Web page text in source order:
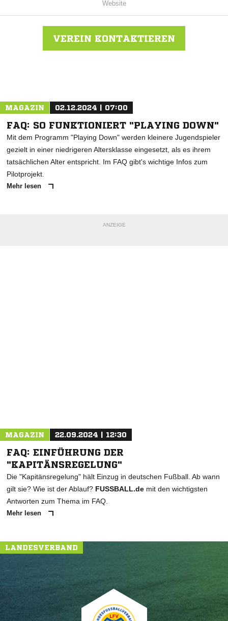
Website
VEREIN KONTAKTIEREN
MAGAZIN 02.12.2024 | 07:00
FAQ: SO FUNKTIONIERT "PLAYING DOWN"
Mit dem Programm "Playing Down" werden kleinere Jugendspieler
gezielt in einer niedrigeren Altersklasse eingesetzt, als es ihrem
tatsächlichen Alter entspricht. Im FAQ gibt's wichtige Infos zum
Pilotprojekt.
Mehr lesen
ANZEIGE
MAGAZIN 22.09.2024 | 12:30
FAQ: EINFÜHRUNG DER
"KAPITÄNSREGELUNG"
Die "Kapitänsregelung" hält Einzug in deutschen Fußball. Ab wann
gilt sie? Wie ist der Ablauf? FUSSBALL.de mit den wichtigsten
Antworten zum Thema im FAQ.
Mehr lesen
LANDESVERBAND